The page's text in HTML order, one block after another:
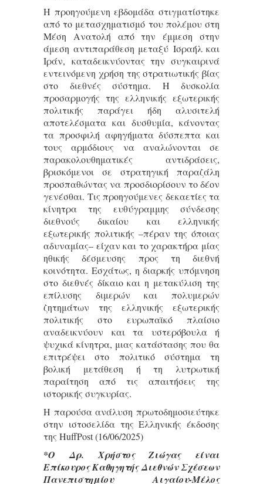
Η προηγούμενη εβδομάδα στιγματίστηκε
από το μετασχηματισμό του πολέμου στη
Μέση Ανατολή από την έμμεση στην
άμεση αντιπαράθεση μεταξύ Ισραήλ και
Ιράν, καταδεικνύοντας την συγκαιρινά
εντεινόμενη χρήση της στρατιωτικής βίας
στο διεθνές σύστημα. Η δυσκολία
προσαρμογής της ελληνικής εξωτερικής
πολιτικής παράγει ήδη αλυσιτελή
αποτελέσματα και δυσθυμία, κάνοντας
τα προσφιλή αφηγήματα δύσπεπτα και
τους αρμόδιους να αναλώνονται σε
παρακολουθηματικές αντιδράσεις,
βρισκόμενοι σε στρατηγική παραζάλη
προσπαθώντας να προσδιορίσουν το δέον
γενέσθαι. Τις προηγούμενες δεκαετίες τα
κίνητρα της ευθύγραμμης σύνδεσης
διεθνούς δικαίου και ελληνικής
εξωτερικής πολιτικής –πέραν της όποιας
αδυναμίας– είχαν και το χαρακτήρα μίας
ηθικής δέσμευσης προς τη διεθνή
κοινότητα. Εσχάτως, η διαρκής υπόμνηση
στο διεθνές δίκαιο και η μετακύλιση της
επίλυσης διμερών και πολυμερών
ζητημάτων της ελληνικής εξωτερικής
πολιτικής στο ευρωπαϊκό πλαίσιο
αναδεικνύουν και τα υστερόβουλα ή
ψυχικά κίνητρα, μιας κατάστασης που θα
επιτρέψει στο πολιτικό σύστημα τη
βολική μετάθεση ή τη λυτρωτική
παραίτηση από τις απαιτήσεις της
ιστορικής συγκυρίας.
Η παρούσα ανάλυση πρωτοδημοσιεύτηκε
στην ιστοσελίδα της Ελληνικής έκδοσης
της HuffPost (16/06/2025)
*Ο Δρ. Χρήστος Ζιώγας είναι
Επίκουρος Καθηγητής Διεθνών Σχέσεων
Πανεπιστημίου Αιγαίου-Μέλος